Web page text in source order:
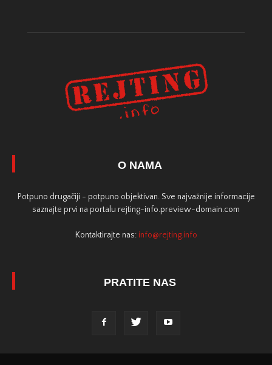
O NAMA
Potpuno drugačiji - potpuno objektivan. Sve najvažnije informacije
saznajte prvi na portalu rejting-info.preview-domain.com
Kontaktirajte nas: info@rejting.info
PRATITE NAS